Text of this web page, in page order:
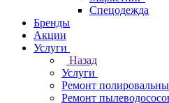
Спецодежда
Бренды
Акции
Услуги
Назад
Услуги
Ремонт
Ремонт